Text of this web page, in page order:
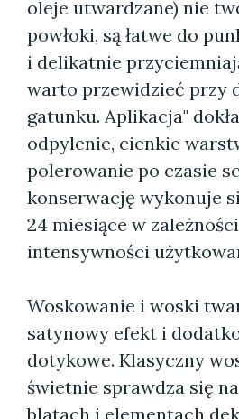
oleje utwardzane) nie
powłoki, są łatwe do
i delikatnie
warto przewidzieć przy
gatunku. Aplikacja"
odpylenie, cienkie
polerowanie po czasie
konserwację wykonuje
24 miesiące w
intensywności
Woskowanie i woski
satynowy efekt i
dotykowe. Klasyczny
świetnie sprawdza się
blatach i elementach